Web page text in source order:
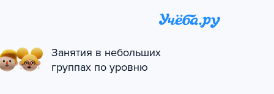
Занятия в небольших
группах по уровню